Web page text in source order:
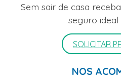
Sem sair de casa
seguro ideal
SOLICITAR
NOS